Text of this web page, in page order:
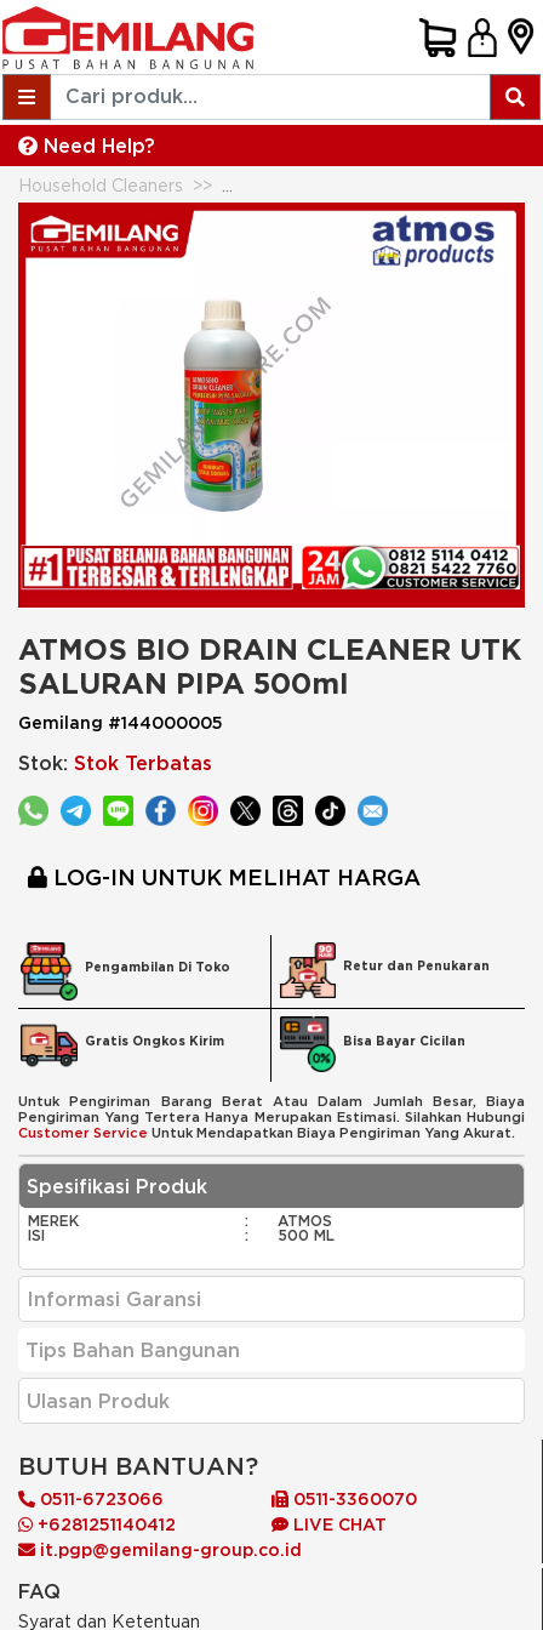
Need Help?
Household Cleaners
ATMOS BIO DRAIN CLEANER UTK
SALURAN PIPA 500ml
Gemilang #144000005
Stok: Stok Terbatas
LOG-IN UNTUK MELIHAT HARGA
Pengambilan Di Toko Retur dan Penukaran
Gratis Ongkos Kirim Bisa Bayar Cicilan
Untuk Pengiriman Barang Berat Atau Dalam Jumlah Besar, Biaya
Pengiriman Yang Tertera Hanya Merupakan Estimasi. Silahkan Hubungi
Customer Service Untuk Mendapatkan Biaya Pengiriman Yang Akurat.
Spesifikasi Produk
MEREK :
ATMOS
ISI
: 500 ML
Informasi Garansi
Tips Bahan Bangunan
Ulasan Produk
BUTUH BANTUAN?
0511-6723066
0511-3360070
+6281251140412
LIVE CHAT
it.pgp@gemilang-group.co.id
FAQ
Syarat dan Ketentuan